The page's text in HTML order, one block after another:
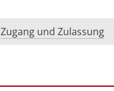
Zugang und Zulassung